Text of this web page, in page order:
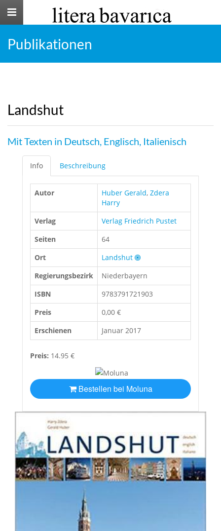
Toggle
Publikationen
Landshut
Mit Texten in Deutsch, Englisch, Italienisch
Info Beschreibung
Autor Huber Gerald, Zdera
Harry
Verlag
Verlag Friedrich Pustet
Seiten
64
Ort
Landshut
Regierungsbezirk
Niederbayern
ISBN
9783791721903
Preis
0,00 €
Erschienen
Januar 2017
Preis: 14.95 €
Bestellen bei Moluna